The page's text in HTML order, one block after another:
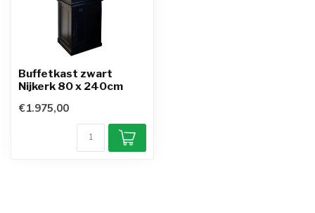
Buffetkast zwart
Nijkerk 80 x 240cm
€1.975,00